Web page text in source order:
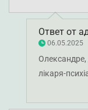
Ответ от
06.05.2025
Олександре,
лікаря-